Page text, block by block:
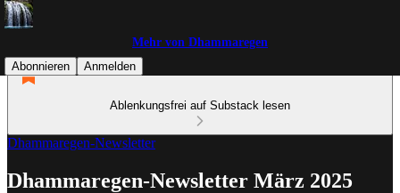
Mehr von Dhammaregen
Abonnieren
Anmelden
Ablenkungsfrei auf Substack lesen
Dhammaregen-Newsletter
Dhammaregen-Newsletter März 2025